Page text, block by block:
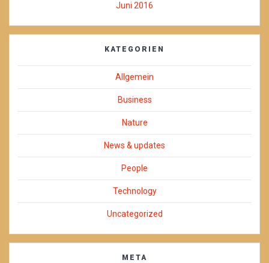
Juni 2016
KATEGORIEN
Allgemein
Business
Nature
News & updates
People
Technology
Uncategorized
META